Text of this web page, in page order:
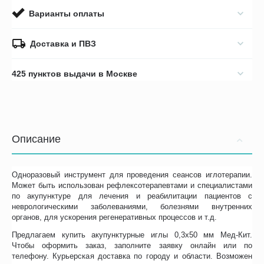
Варианты оплаты
Доставка и ПВЗ
425 пунктов выдачи в Москве
Описание
Одноразовый инструмент для проведения сеансов иглотерапии.
Может быть использован рефлексотерапевтами и специалистами
по акупунктуре для лечения и реабилитации пациентов с
неврологическими заболеваниями, болезнями внутренних
органов, для ускорения регенеративных процессов и т.д.
Предлагаем купить акупунктурные иглы 0,3х50 мм Мед-Кит.
Чтобы оформить заказ, заполните заявку онлайн или по
телефону. Курьерская доставка по городу и области. Возможен